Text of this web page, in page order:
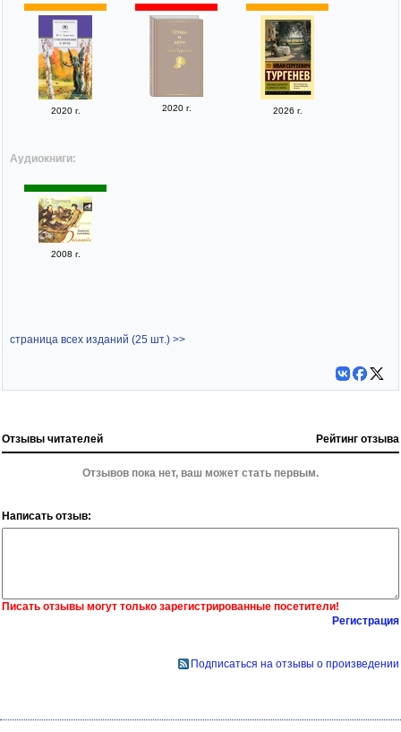
2020 г. 2020 г. 2026 г.
Аудиокниги:
2008 г.
страница всех изданий (25 шт.) >>
Отзывы читателей Рейтинг отзыва
Отзывов пока нет, ваш может стать первым.
Написать отзыв:
Писать отзывы могут только зарегистрированные посетители!
Регистрация
Подписаться на отзывы о произведении